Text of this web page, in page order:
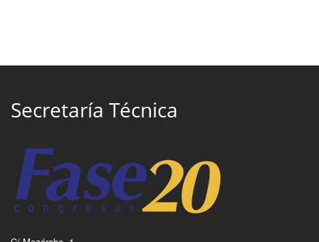
Secretaría Técnica